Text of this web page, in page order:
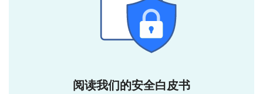
阅读我们的安全白皮书